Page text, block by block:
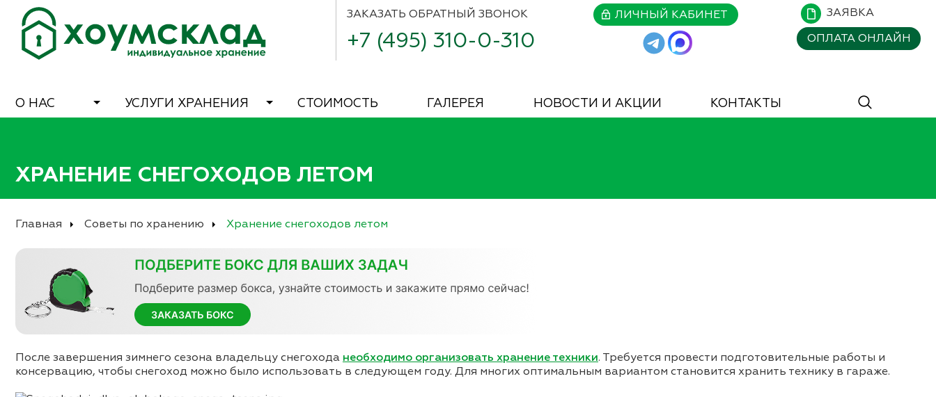
ЗАКАЗАТЬ ОБРАТНЫЙ ЗВОНОК
+7 (495) 310-0-310
ЛИЧНЫЙ КАБИНЕТ
ЗАЯВКА
ОПЛАТА ОНЛАЙН
О НАС УСЛУГИ ХРАНЕНИЯ СТОИМОСТЬ ГАЛЕРЕЯ НОВОСТИ И АКЦИИ КОНТАКТЫ
ХРАНЕНИЕ СНЕГОХОДОВ ЛЕТОМ
Главная Советы по хранению Хранение снегоходов летом
После завершения зимнего сезона владельцу снегохода необходимо организовать хранение техники. Требуется провести подготовительные работы и
консервацию, чтобы снегоход можно было использовать в следующем году. Для многих оптимальным вариантом становится хранить технику в гараже.